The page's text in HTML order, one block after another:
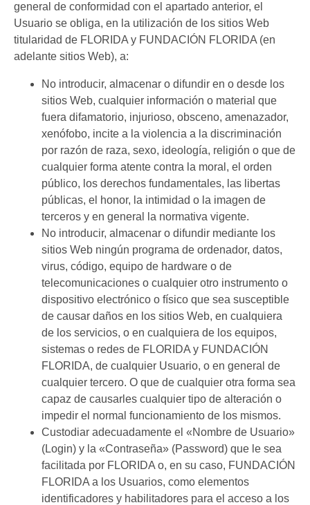
general de conformidad con el apartado anterior, el
Usuario se obliga, en la utilización de los sitios Web
titularidad de FLORIDA y FUNDACIÓN FLORIDA (en
adelante sitios Web), a:
No introducir, almacenar o difundir en o desde los
sitios Web, cualquier información o material que
fuera difamatorio, injurioso, obsceno, amenazador,
xenófobo, incite a la violencia a la discriminación
por razón de raza, sexo, ideología, religión o que de
cualquier forma atente contra la moral, el orden
público, los derechos fundamentales, las libertas
públicas, el honor, la intimidad o la imagen de
terceros y en general la normativa vigente.
No introducir, almacenar o difundir mediante los
sitios Web ningún programa de ordenador, datos,
virus, código, equipo de hardware o de
telecomunicaciones o cualquier otro instrumento o
dispositivo electrónico o físico que sea susceptible
de causar daños en los sitios Web, en cualquiera
de los servicios, o en cualquiera de los equipos,
sistemas o redes de FLORIDA y FUNDACIÓN
FLORIDA, de cualquier Usuario, o en general de
cualquier tercero. O que de cualquier otra forma sea
capaz de causarles cualquier tipo de alteración o
impedir el normal funcionamiento de los mismos.
Custodiar adecuadamente el «Nombre de Usuario»
(Login) y la «Contraseña» (Password) que le sea
facilitada por FLORIDA o, en su caso, FUNDACIÓN
FLORIDA a los Usuarios, como elementos
identificadores y habilitadores para el acceso a los